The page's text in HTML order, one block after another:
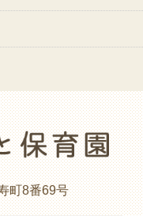
町8番69号